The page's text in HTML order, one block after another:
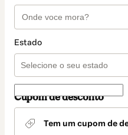
Estado
Cupom de desconto
Tem um cupom de